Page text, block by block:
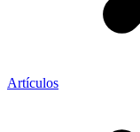
Artículos